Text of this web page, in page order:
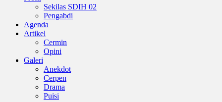
Sekilas SDIH 02
Pengabdi
Agenda
Artikel
Cermin
Opini
Galeri
Anekdot
Cerpen
Drama
Puisi